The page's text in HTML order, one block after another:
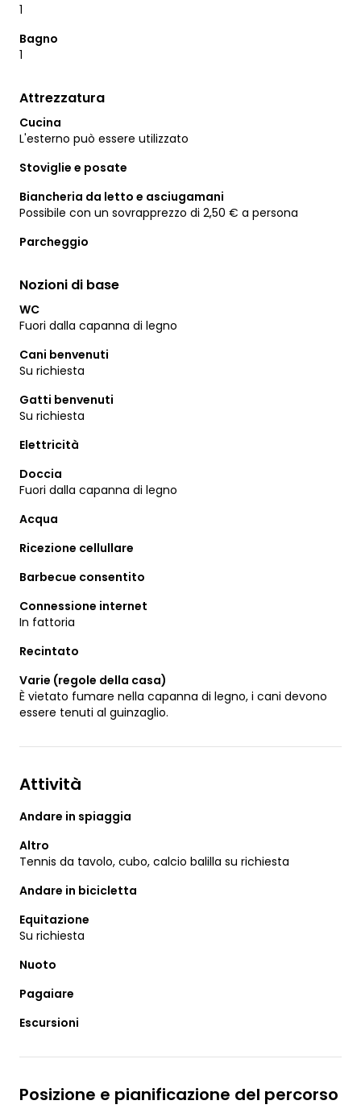
1
Bagno
1
Attrezzatura
Cucina
L'esterno può essere utilizzato
Stoviglie e posate
Biancheria da letto e asciugamani
Possibile con un sovrapprezzo di 2,50 € a persona
Parcheggio
Nozioni di base
WC
Fuori dalla capanna di legno
Cani benvenuti
Su richiesta
Gatti benvenuti
Su richiesta
Elettricità
Doccia
Fuori dalla capanna di legno
Acqua
Ricezione cellullare
Barbecue consentito
Connessione internet
In fattoria
Recintato
Varie (regole della casa)
È vietato fumare nella capanna di legno, i cani devono
essere tenuti al guinzaglio.
Attività
Andare in spiaggia
Altro
Tennis da tavolo, cubo, calcio balilla su richiesta
Andare in bicicletta
Equitazione
Su richiesta
Nuoto
Pagaiare
Escursioni
Posizione e pianificazione del percorso